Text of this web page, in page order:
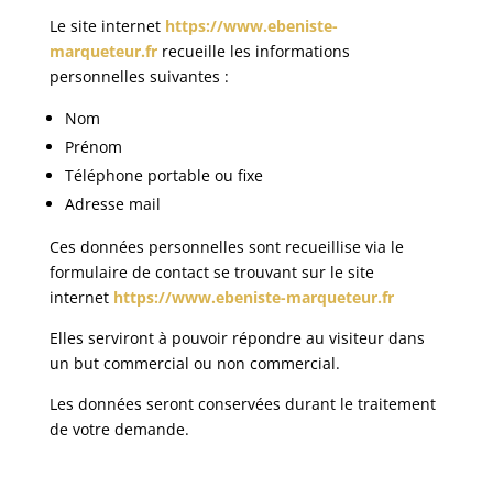
Le site internet https://www.ebeniste-
marqueteur.frrecueille les informations
personnelles suivantes :
Nom
Prénom
Téléphone portable ou fixe
Adresse mail
Ces données personnelles sont recueillise via le
formulaire de contact se trouvant sur le site
internet https://www.ebeniste-marqueteur.fr
Elles serviront à pouvoir répondre au visiteur dans
un but commercial ou non commercial.
Les données seront conservées durant le traitement
de votre demande.